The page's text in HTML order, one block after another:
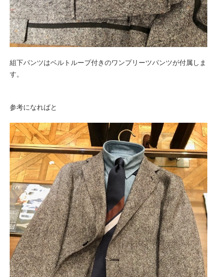
組下パンツはベルトループ付きのワンプリーツパンツが付属しま
す。
参考になればと